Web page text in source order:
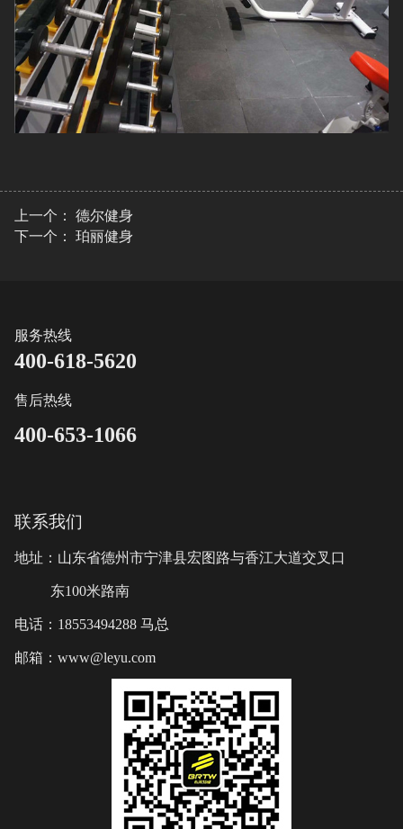
上一个： 德尔健身
下一个： 珀丽健身
服务热线
400-618-5620
售后热线
400-653-1066
联系我们
地址：山东省德州市宁津县宏图路与香江大道交叉口
东100米路南
电话：18553494288 马总
邮箱：www@leyu.com